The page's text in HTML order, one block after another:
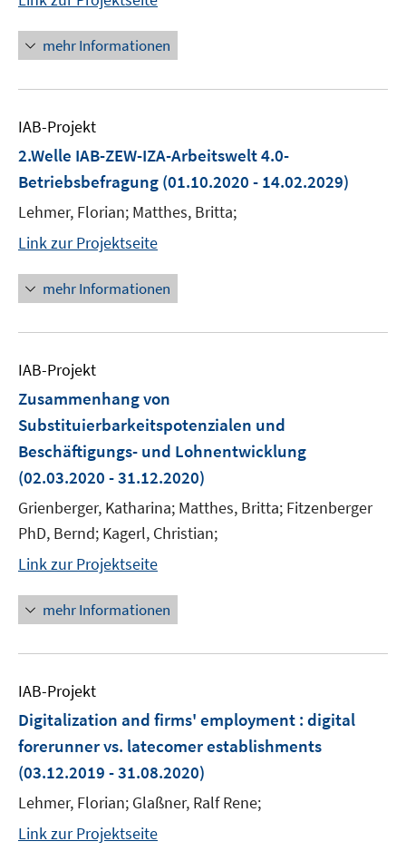
mehr Informationen
IAB-Projekt
2.Welle IAB-ZEW-IZA-Arbeitswelt 4.0-
Betriebsbefragung (01.10.2020 - 14.02.2029)
Lehmer, Florian; Matthes, Britta;
Link zur Projektseite
mehr Informationen
IAB-Projekt
Zusammenhang von
Substituierbarkeitspotenzialen und
Beschäftigungs- und Lohnentwicklung
(02.03.2020 - 31.12.2020)
Grienberger, Katharina; Matthes, Britta; Fitzenberger
PhD, Bernd; Kagerl, Christian;
Link zur Projektseite
mehr Informationen
IAB-Projekt
Digitalization and firms' employment : digital
forerunner vs. latecomer establishments
(03.12.2019 - 31.08.2020)
Lehmer, Florian; Glaßner, Ralf Rene;
Link zur Projektseite